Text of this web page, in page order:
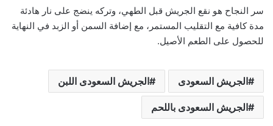
سر النجاح هو نقع الجريش قبل الطهي، وتركه ينضج على نار هادئة
مدة كافية مع التقليب المستمر، مع إضافة السمن أو الزبد في النهاية
للحصول على الطعم الأصيل.
الجريش السعودى الجريش السعودى اللبن
الجريش السعودى باللحم